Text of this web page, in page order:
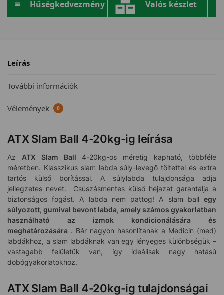
Hűségkedvezmény Valós készlet
Leírás
További információk
Vélemények 0
ATX Slam Ball 4-20kg-ig leírása
Az ATX Slam Ball 4-20kg-os méretig kapható, többféle
méretben. Klasszikus slam labda súly-levegő töltettel és extra
tartós külső borítással. A súlylabda tulajdonsága adja
jellegzetes nevét. Csúszásmentes külső héjazat garantálja a
biztonságos fogást. A labda nem pattog! A slam ball egy
súlyozott, gumival bevont labda, amely számos gyakorlatban
használható az izmok kondicionálására és
meghatározására . Bár nagyon hasonlítanak a Medicin (med)
labdákhoz, a slam labdáknak van egy lényeges különbségük –
vastagabb felületük van, így ideálisak nagy hatású
dobógyakorlatokhoz.
ATX Slam Ball 4-20kg-ig tulajdonságai